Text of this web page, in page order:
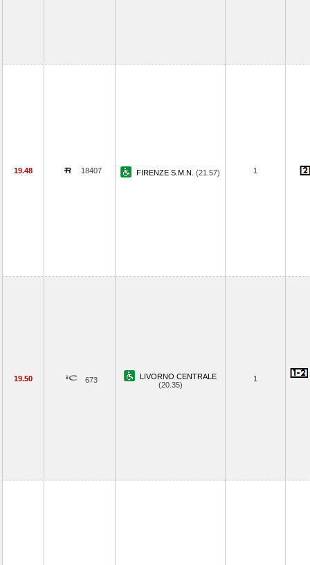
19.48 18407 FIRENZE S.M.N. (21.57) 1
19.50 673
LIVORNO CENTRALE
(20.35)
1